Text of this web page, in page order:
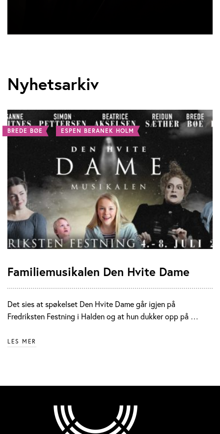
Nyhetsarkiv
BREDE BØE ESPEN BERANEK HOLM
Familiemusikalen Den Hvite Dame
Det sies at spøkelset Den Hvite Dame går igjen på
Fredriksten Festning i Halden og at hun dukker opp på …
LES MER